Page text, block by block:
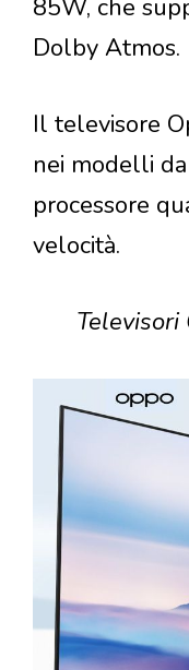
85W, che
Dolby Atmos.
Il televisore
nei modelli
processore
velocità.
Televisori